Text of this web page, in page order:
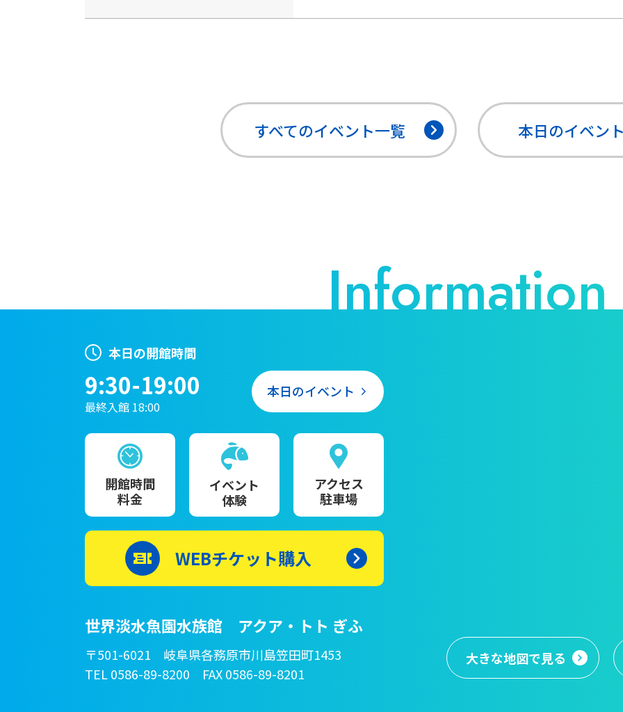
すべてのイベント一覧 本日のイベン
本日の開館時間
9:30-19:00
最終入館 18:00
本日のイベント
開館時間
料金
イベント
体験
アクセス
駐車場
WEBチケット購入
世界淡水魚園水族館 アクア・トト ぎふ
〒501-6021 岐阜県各務原市川島笠田町1453
TEL 0586-89-8200 FAX 0586-89-8201
大きな地図で見る